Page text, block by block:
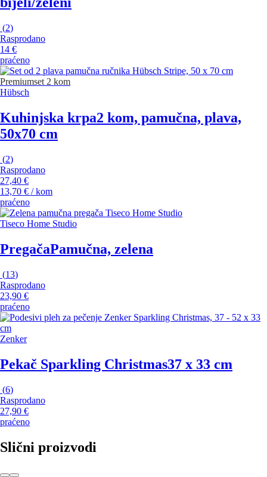
(2)
Rasprodano
14 €
praćeno
Premiumset 2 kom
Hübsch
Kuhinjska krpa2 kom, pamučna, plava,
50x70 cm
(2)
Rasprodano
27,40 €
13,70 € / kom
praćeno
Tiseco Home Studio
PregačaPamučna, zelena
(13)
Rasprodano
23,90 €
praćeno
Zenker
Pekač Sparkling Christmas37 x 33 cm
(6)
Rasprodano
27,90 €
praćeno
Slični proizvodi